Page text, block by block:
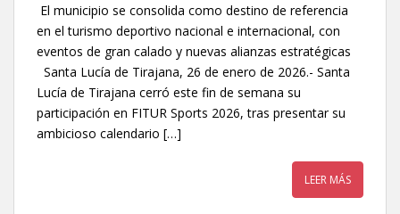
El municipio se consolida como destino de referencia
en el turismo deportivo nacional e internacional, con
eventos de gran calado y nuevas alianzas estratégicas
Santa Lucía de Tirajana, 26 de enero de 2026.- Santa
Lucía de Tirajana cerró este fin de semana su
participación en FITUR Sports 2026, tras presentar su
ambicioso calendario […]
LEER MÁS